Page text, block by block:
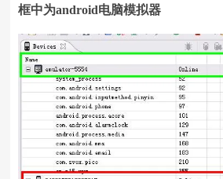
框中为android电脑模拟器